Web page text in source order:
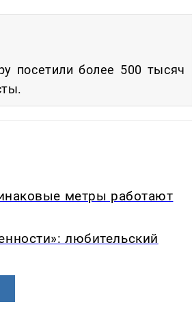
посетили более 500 тысяч
метры работают
любительский